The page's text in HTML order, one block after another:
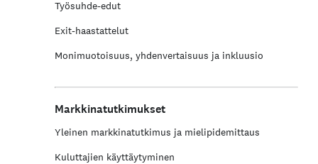
Työsuhde-edut
Exit-haastattelut
Monimuotoisuus, yhdenvertaisuus ja inkluusio
Markkinatutkimukset
Yleinen markkinatutkimus ja mielipidemittaus
Kuluttajien käyttäytyminen